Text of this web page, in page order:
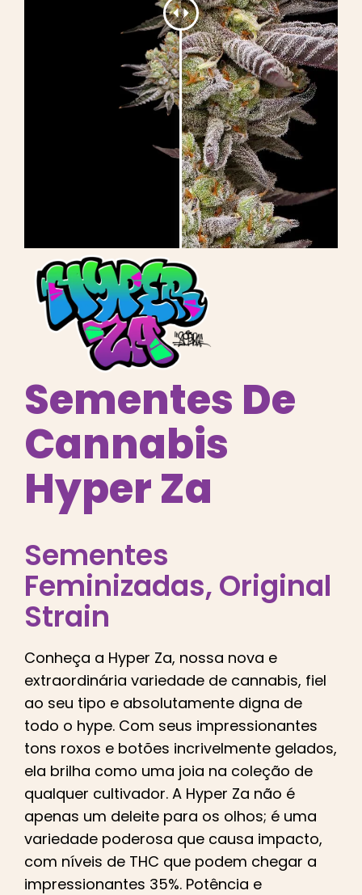
Preservando a genética caribenha
Contato
Loja
Português Brasileiro
Procurar
por:
Sementes De
Cannabis
Hyper Za
Sementes
Feminizadas, Original
Strain
Conheça a Hyper Za, nossa nova e
extraordinária variedade de cannabis, fiel
ao seu tipo e absolutamente digna de
todo o hype. Com seus impressionantes
tons roxos e botões incrivelmente gelados,
ela brilha como uma joia na coleção de
qualquer cultivador. A Hyper Za não é
apenas um deleite para os olhos; é uma
variedade poderosa que causa impacto,
com níveis de THC que podem chegar a
impressionantes 35%. Potência e